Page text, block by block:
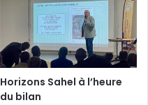
Horizons Sahel à l’heure
du bilan